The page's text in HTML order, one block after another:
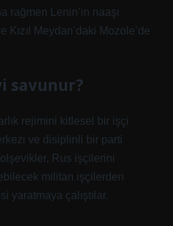
rağmen Lenin’in naaşı
Meydan’daki Mozole’de
savunur?
rejimini kitlesel bir işçi
ve disiplinli bir parti
Rus işçilerini
militan işçilerden
yaratmaya çalıştılar.